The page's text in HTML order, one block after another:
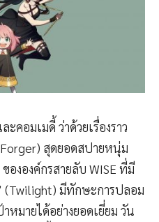
คอมเมดี้ ว่าด้วยเรื่องราว
Forger) สุดยอดสปายหนุ่ม
งองค์กรสายลับ WISE ที่มี
(Twilight) มีทักษะการปลอม
หมายได้อย่างยอดเยี่ยม วัน